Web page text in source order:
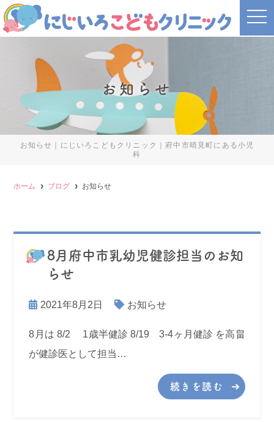
お知らせ
お知らせ｜にじいろこどもクリニック｜府中市晴見町にある小児
科
t
o
i
ホーム ブログ お知らせ
8月府中市乳幼児健診担当のお知
らせ
2021年8月2日 お知らせ
8月は 8/2 1歳半健診 8/19 3-4ヶ月健診 を高畠
が健診医として担当…
続きを読む